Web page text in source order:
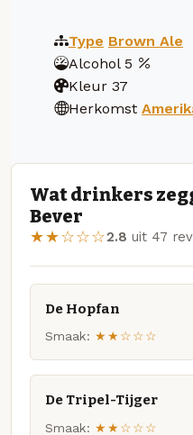
Type Brown Ale
Alcohol 5
Kleur 37
Herkomst
Wat drinkers
Bever
★★☆☆☆2.8 uit 47
De Hopfan
Smaak: ★★☆☆☆
De Tripel-Tijger
Smaak: ★★☆☆☆